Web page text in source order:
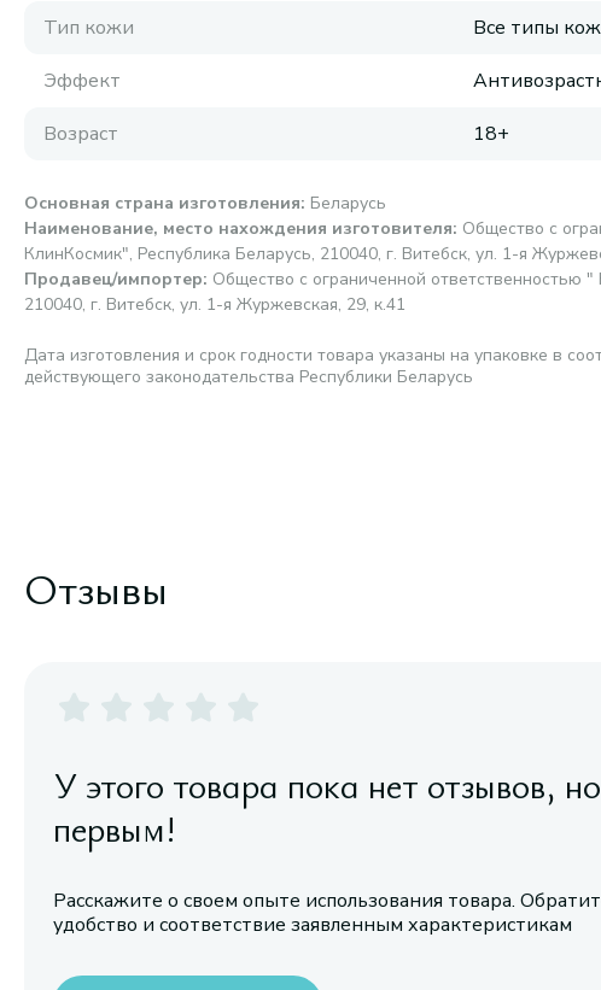
Тип кожи
Все типы
Эффект
Возраст
18+
Основная страна изготовления: Беларусь
Наименование, место нахождения изготовителя: Общество с
КлинКосмик", Республика Беларусь, 210040, г. Витебск, ул. 1-я
Продавец/импортер: Общество с ограниченной ответственностью
210040, г. Витебск, ул. 1-я Журжевская, 29, к.41
Дата изготовления и срок годности товара указаны на упаковке в
действующего законодательства Республики Беларусь
Отзывы
У этого товара пока нет отзывов,
первым!
Расскажите о своем опыте использования товара.
удобство и соответствие заявленным характеристикам